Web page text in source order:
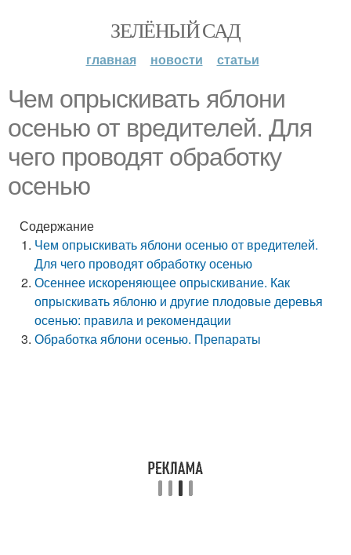
ЗЕЛЁНЫЙ САД
главная новости статьи
Чем опрыскивать яблони
осенью от вредителей. Для
чего проводят обработку
осенью
Содержание
Чем опрыскивать яблони осенью от вредителей.
Для чего проводят обработку осенью
Осеннее искореняющее опрыскивание. Как
опрыскивать яблоню и другие плодовые деревья
осенью: правила и рекомендации
Обработка яблони осенью. Препараты